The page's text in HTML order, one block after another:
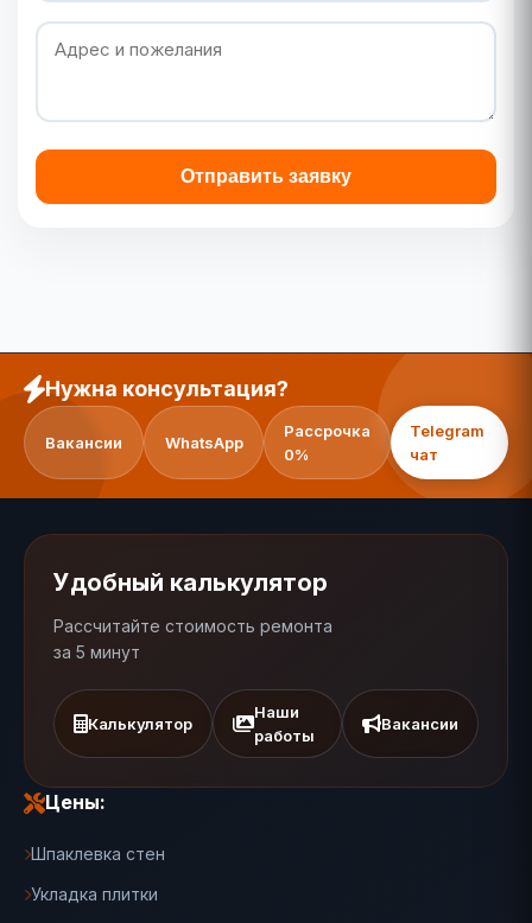
Отправить заявку
Нужна консультация?
Вакансии WhatsApp
Рассрочка
0%
Telegram
чат
Удобный калькулятор
Рассчитайте стоимость ремонта
за 5 минут
Калькулятор
Наши
работы
Вакансии
Цены:
Шпаклевка стен
Укладка плитки